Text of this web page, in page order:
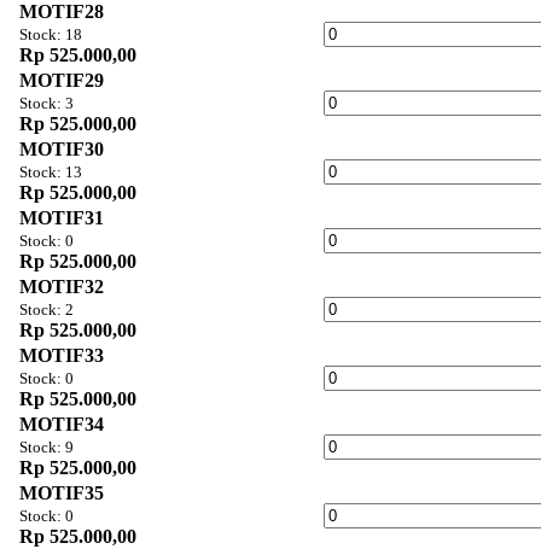
MOTIF28
Stock: 18
Rp 525.000,00
MOTIF29
Stock: 3
Rp 525.000,00
MOTIF30
Stock: 13
Rp 525.000,00
MOTIF31
Stock: 0
Rp 525.000,00
MOTIF32
Stock: 2
Rp 525.000,00
MOTIF33
Stock: 0
Rp 525.000,00
MOTIF34
Stock: 9
Rp 525.000,00
MOTIF35
Stock: 0
Rp 525.000,00